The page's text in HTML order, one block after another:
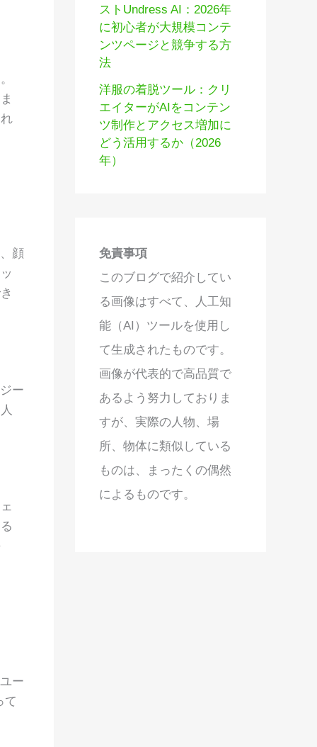
顔
ー
ー
て
ストUndress AI：2026年
に初心者が大規模コンテ
ンツページと競争する方
法
洋服の着脱ツール：クリ
エイターがAIをコンテン
ツ制作とアクセス増加に
どう活用するか（2026
年）
免責事項
このブログで紹介してい
る画像はすべて、人工知
能（AI）ツールを使用し
て生成されたものです。
画像が代表的で高品質で
あるよう努力しておりま
すが、実際の人物、場
所、物体に類似している
ものは、まったくの偶然
によるものです。